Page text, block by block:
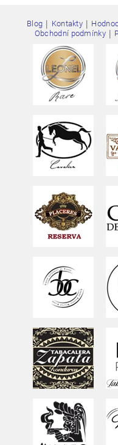
Blog Kontakty
Obchodní podmínky